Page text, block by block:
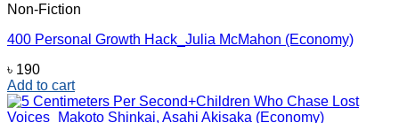
Non-Fiction
400 Personal Growth Hack_Julia McMahon (Economy)
৳ 190
Add to cart